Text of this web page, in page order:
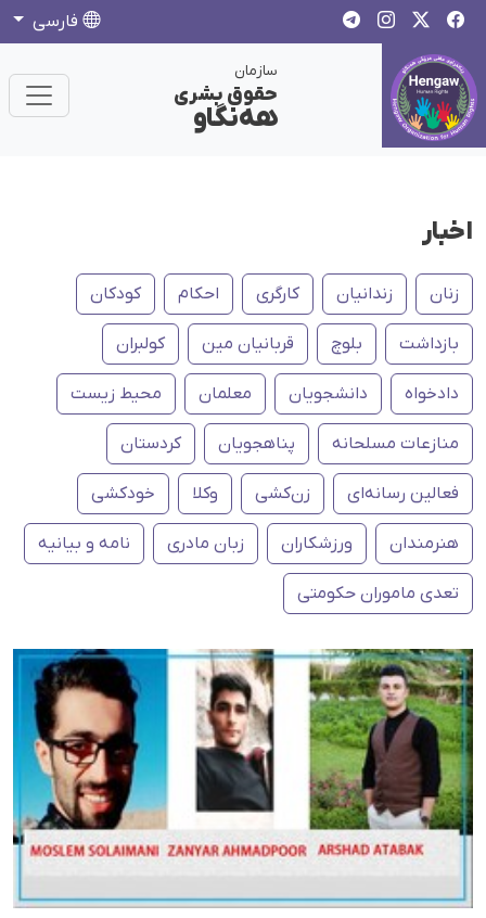
فارسی
سازمان
حقوق بشری
هەنگاو
اخبار
زنان زندانیان کارگری احکام کودکان
بازداشت بلوچ قربانیان مین کولبران
دادخواه دانشجویان معلمان محیط زیست
منازعات مسلحانه پناهجویان کردستان
فعالین رسانەای زن‌کشی وکلا خودکشی
هنرمندان ورزشکاران زبان مادری نامه و بیانیه
تعدی ماموران حکومتی